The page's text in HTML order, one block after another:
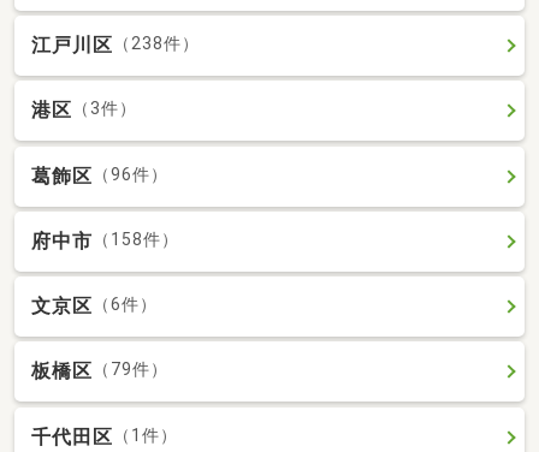
江戸川区 （238件）
港区 （3件）
葛飾区 （96件）
府中市 （158件）
文京区 （6件）
板橋区 （79件）
千代田区 （1件）